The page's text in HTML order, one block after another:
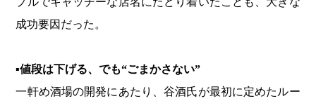
成功要因だった。
▪値段は下げる、でも“ごまかさない”
一軒め酒場の開発にあたり、谷酒氏が最初に定めたルー